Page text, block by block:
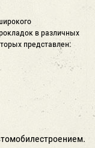
в различных
представлен: